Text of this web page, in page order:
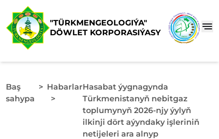
"TÜRKMENGEOLOGIÝA"
DÖWLET KORPORASIÝASY
Baş
sahypa
> Habarlar
>
Hasabat ýygnagynda
Türkmenistanyň nebitgaz
toplumynyň 2026-njy ýylyň
ilkinji dört aýyndaky işleriniň
netijeleri ara alnyp